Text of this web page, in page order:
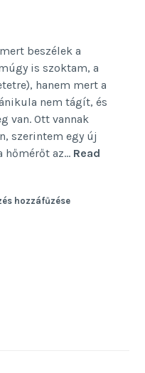
beszélek a
is szoktam, a
hanem mert a
nem tágít, és
van. Ott vannak
szerintem egy új
hőmérőt az… Read
hozzáfűzése